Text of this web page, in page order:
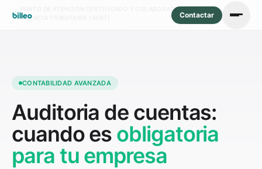
Contactar
PUNTO DE ATENCIÓN CERTIFICADO Y COLABORADOR SOCIAL DE LA
AGENCIA TRIBUTARIA (AEAT)
CONTABILIDAD AVANZADA
Auditoria de cuentas:
cuando es obligatoria
para tu empresa